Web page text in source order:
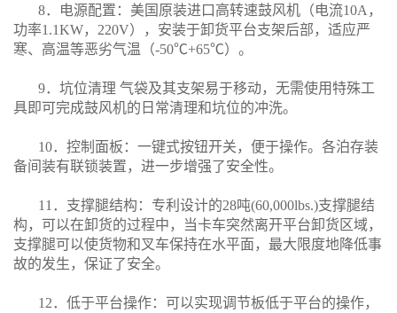
8．电源配置：美国原装进口高转速鼓风机（电流10A，
功率1.1KW，220V），安装于卸货平台支架后部，适应严
寒、高温等恶劣气温（-50℃+65℃）。
9．坑位清理 气袋及其支架易于移动，无需使用特殊工
具即可完成鼓风机的日常清理和坑位的冲洗。
10．控制面板：一键式按钮开关，便于操作。各泊存装
备间装有联锁装置，进一步增强了安全性。
11．支撑腿结构：专利设计的28吨(60,000lbs.)支撑腿结
构，可以在卸货的过程中，当卡车突然离开平台卸货区域，
支撑腿可以使货物和叉车保持在水平面，最大限度地降低事
故的发生，保证了安全。
12．低于平台操作：可以实现调节板低于平台的操作，